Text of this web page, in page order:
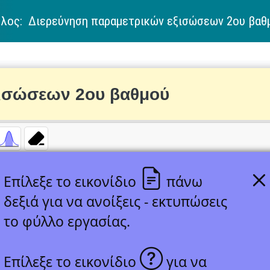
Διερεύνηση παραμετρικών εξισώσεων 2ου